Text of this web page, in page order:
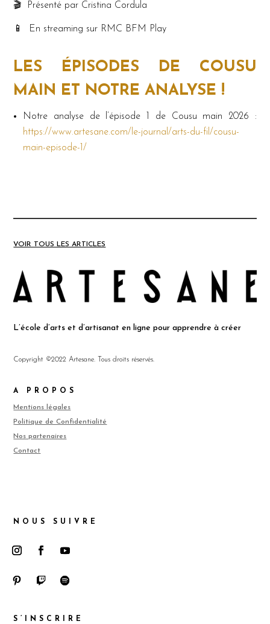
🎬 Présenté par Cristina Cordula
📱 En streaming sur RMC BFM Play
LES ÉPISODES DE COUSU
MAIN ET NOTRE ANALYSE !
Notre analyse de l’épisode 1 de Cousu main 2026 :
https://www.artesane.com/le-journal/arts-du-fil/cousu-
main-episode-1/
VOIR TOUS LES ARTICLES
L’école d’arts et d’artisanat en ligne pour apprendre à créer
Copyright ©2022 Artesane. Tous droits réservés.
A PROPOS
Mentions légales
Politique de Confidentialité
Nos partenaires
Contact
NOUS SUIVRE
S’INSCRIRE